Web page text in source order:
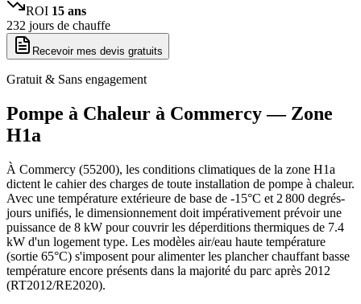
ROI 15 ans
232 jours de chauffe
Recevoir mes devis gratuits
Gratuit & Sans engagement
Pompe à Chaleur à Commercy— Zone
H1a
À Commercy (55200), les conditions climatiques de la zone H1a
dictent le cahier des charges de toute installation de pompe à chaleur.
Avec une température extérieure de base de -15°C et 2 800 degrés-
jours unifiés, le dimensionnement doit impérativement prévoir une
puissance de 8 kW pour couvrir les déperditions thermiques de 7.4
kW d'un logement type. Les modèles air/eau haute température
(sortie 65°C) s'imposent pour alimenter les plancher chauffant basse
température encore présents dans la majorité du parc après 2012
(RT2012/RE2020).